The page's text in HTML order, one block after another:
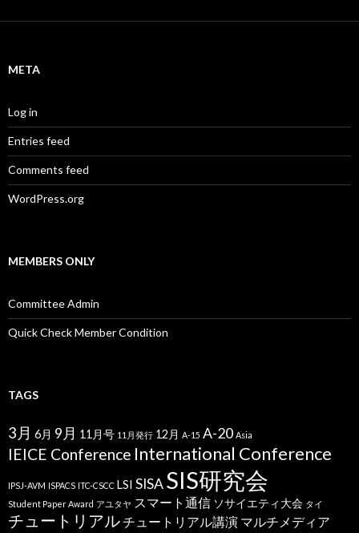
META
Log in
Entries feed
Comments feed
WordPress.org
MEMBERS ONLY
Committee Admin
Quick Check Member Condition
TAGS
3月 6月 9月 11月号 11月発行 12月 A-15 A-20 Asia
IEICE Conference International Conference
IPSJ-AVM ISPACS ITC-CSCC LSI SISASIS研究会
Student Paper Award アユタヤ スマート通信 ソサイエティ大会 タイ
チュートリアルチュートリアル講演 マルチメディア